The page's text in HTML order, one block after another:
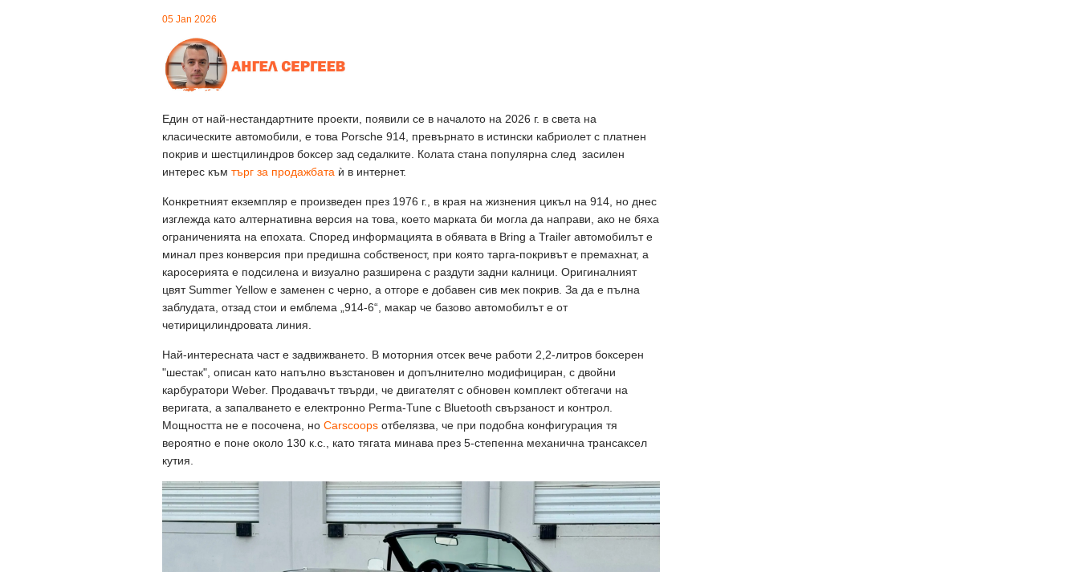
05 Jan 2026
Един от най-нестандартните проекти, появили се в началото на 2026 г. в света на
класическите автомобили, е това Porsche 914, превърнато в истински кабриолет с платнен
покрив и шестцилиндров боксер зад седалките. Колата стана популярна след засилен
интерес към търг за продажбата ѝ в интернет.
Конкретният екземпляр е произведен през 1976 г., в края на жизнения цикъл на 914, но днес
изглежда като алтернативна версия на това, което марката би могла да направи, ако не бяха
ограниченията на епохата. Според информацията в обявата в Bring a Trailer автомобилът е
минал през конверсия при предишна собственост, при която тарга-покривът е премахнат, а
каросерията е подсилена и визуално разширена с раздути задни калници. Оригиналният
цвят Summer Yellow е заменен с черно, а отгоре е добавен сив мек покрив. За да е пълна
заблудата, отзад стои и емблема „914-6“, макар че базово автомобилът е от
четирицилиндровата линия.
Най-интересната част е задвижването. В моторния отсек вече работи 2,2-литров боксерен
"шестак", описан като напълно възстановен и допълнително модифициран, с двойни
карбуратори Weber. Продавачът твърди, че двигателят с обновен комплект обтегачи на
веригата, а запалването е електронно Perma-Tune с Bluetooth свързаност и контрол.
Мощността не е посочена, но Carscoops отбелязва, че при подобна конфигурация тя
вероятно е поне около 130 к.с., като тягата минава през 5-степенна механична трансаксел
кутия.